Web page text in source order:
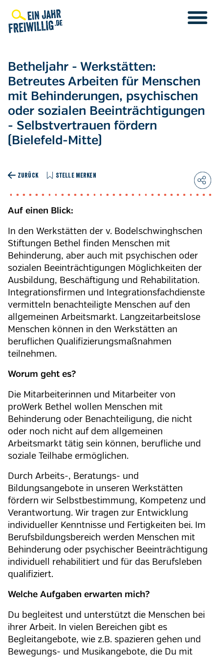
zum
Inhalt
Betheljahr - Werkstätten:
Betreutes Arbeiten für Menschen
mit Behinderungen, psychischen
oder sozialen Beeinträchtigungen
- Selbstvertrauen fördern
(Bielefeld-Mitte)
ZURÜCK STELLE MERKEN
Auf einen Blick:
In den Werkstätten der v. Bodelschwinghschen
Stiftungen Bethel finden Menschen mit
Behinderung, aber auch mit psychischen oder
sozialen Beeinträchtigungen Möglichkeiten der
Ausbildung, Beschäftigung und Rehabilitation.
Integrationsfirmen und Integrationsfachdienste
vermitteln benachteiligte Menschen auf den
allgemeinen Arbeitsmarkt. Langzeitarbeitslose
Menschen können in den Werkstätten an
beruflichen Qualifizierungsmaßnahmen
teilnehmen.
Worum geht es?
Die Mitarbeiterinnen und Mitarbeiter von
proWerk Bethel wollen Menschen mit
Behinderung oder Benachteiligung, die nicht
oder noch nicht auf dem allgemeinen
Arbeitsmarkt tätig sein können, berufliche und
soziale Teilhabe ermöglichen.
Durch Arbeits-, Beratungs- und
Bildungsangebote in unseren Werkstätten
fördern wir Selbstbestimmung, Kompetenz und
Verantwortung. Wir tragen zur Entwicklung
individueller Kenntnisse und Fertigkeiten bei. Im
Berufsbildungsbereich werden Menschen mit
Behinderung oder psychischer Beeinträchtigung
individuell rehabilitiert und für das Berufsleben
qualifiziert.
Welche Aufgaben erwarten mich?
Du begleitest und unterstützt die Menschen bei
ihrer Arbeit. In vielen Bereichen gibt es
Begleitangebote, wie z.B. spazieren gehen und
Bewegungs- und Musikangebote, die Du mit